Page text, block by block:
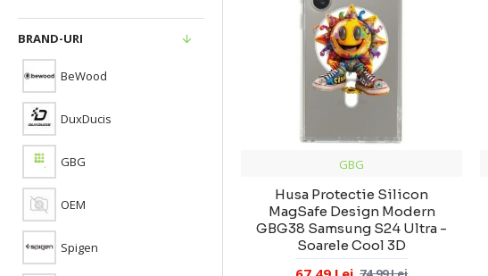
BRAND-URI
BeWood
DuxDucis
GBG
OEM
Spigen
GBG
Husa Protectie Silicon
MagSafe Design Modern
GBG38 Samsung S24 Ultra -
Soarele Cool 3D